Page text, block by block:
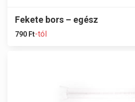
Fekete bors – egész
790 Ft-tól